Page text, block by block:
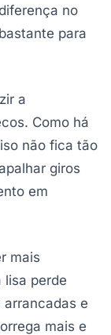
no
para
a
Como há
não fica tão
giros
em
mais
lisa perde
e
mais e